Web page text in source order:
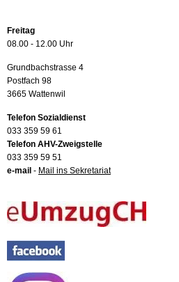
Freitag
08.00 - 12.00 Uhr
Grundbachstrasse 4
Postfach 98
3665 Wattenwil
Telefon Sozialdienst
033 359 59 61
Telefon AHV-Zweigstelle
033 359 59 51
e-mail - Mail ins Sekretariat